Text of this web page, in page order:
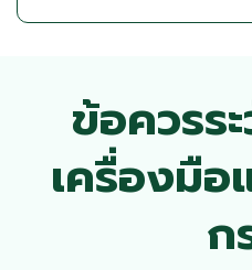
ข้อควรร
เครื่องมือ
ก